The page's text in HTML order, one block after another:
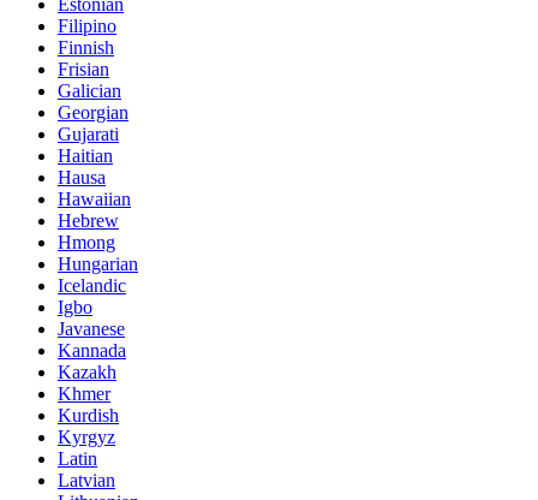
Estonian
Filipino
Finnish
Frisian
Galician
Georgian
Gujarati
Haitian
Hausa
Hawaiian
Hebrew
Hmong
Hungarian
Icelandic
Igbo
Javanese
Kannada
Kazakh
Khmer
Kurdish
Kyrgyz
Latin
Latvian